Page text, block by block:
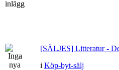
[SÄLJES] Litteratur -
i Köp-byt-sälj